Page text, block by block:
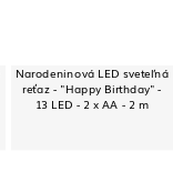
Narodeninová LED sveteľná
reťaz - "Happy Birthday" -
13 LED - 2 x AA - 2 m